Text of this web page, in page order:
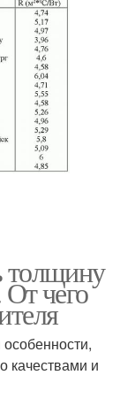
толщину
чего
качествами и